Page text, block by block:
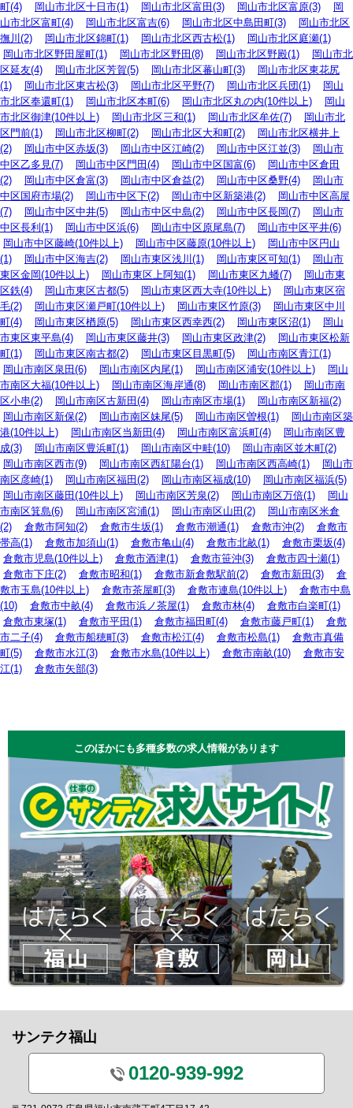
町(4)
岡山市北区十日市(1) 岡山市北区富田(3) 岡山市北区富原(3)
岡
山市北区富町(4)
岡山市北区富吉(6) 岡山市北区中島田町(3)
岡山市北区
撫川(2)
岡山市北区錦町(1) 岡山市北区西古松(1)
岡山市北区庭瀬(1)
岡山市北区野田屋町(1)
岡山市北区野田(8) 岡山市北区野殿(1)
岡山市北
区延友(4)
岡山市北区芳賀(5) 岡山市北区蕃山町(3)
岡山市北区東花尻
(1)
岡山市北区東古松(3) 岡山市北区平野(7) 岡山市北区兵団(1)
岡山
市北区奉還町(1)
岡山市北区本町(6) 岡山市北区丸の内(10件以上)
岡山
市北区御津(10件以上)
岡山市北区三和(1) 岡山市北区牟佐(7)
岡山市北
区門前(1)
岡山市北区柳町(2) 岡山市北区大和町(2)
岡山市北区横井上
(2)
岡山市中区赤坂(3) 岡山市中区江崎(2) 岡山市中区江並(3)
岡山市
中区乙多見(7)
岡山市中区門田(4) 岡山市中区国富(6)
岡山市中区倉田
(2)
岡山市中区倉富(3) 岡山市中区倉益(2) 岡山市中区桑野(4)
岡山市
中区国府市場(2)
岡山市中区下(2) 岡山市中区新築港(2)
岡山市中区高屋
(7)
岡山市中区中井(5) 岡山市中区中島(2) 岡山市中区長岡(7)
岡山市
中区長利(1)
岡山市中区浜(6) 岡山市中区原尾島(7)
岡山市中区平井(6)
岡山市中区藤崎(10件以上)
岡山市中区藤原(10件以上)
岡山市中区円山
(1)
岡山市中区海吉(2) 岡山市東区浅川(1) 岡山市東区可知(1)
岡山市
東区金岡(10件以上)
岡山市東区上阿知(1) 岡山市東区九蟠(7)
岡山市東
区鉄(4)
岡山市東区古都(5) 岡山市東区西大寺(10件以上)
岡山市東区宿
毛(2)
岡山市東区瀬戸町(10件以上) 岡山市東区竹原(3)
岡山市東区中川
町(4)
岡山市東区楢原(5) 岡山市東区西幸西(2) 岡山市東区沼(1)
岡山
市東区東平島(4)
岡山市東区藤井(3) 岡山市東区政津(2)
岡山市東区松新
町(1)
岡山市東区南古都(2) 岡山市東区目黒町(5)
岡山市南区青江(1)
岡山市南区泉田(6)
岡山市南区内尾(1) 岡山市南区浦安(10件以上)
岡山
市南区大福(10件以上)
岡山市南区海岸通(8) 岡山市南区郡(1)
岡山市南
区小串(2)
岡山市南区古新田(4) 岡山市南区市場(1)
岡山市南区新福(2)
岡山市南区新保(2)
岡山市南区妹尾(5) 岡山市南区曽根(1)
岡山市南区築
港(10件以上)
岡山市南区当新田(4) 岡山市南区富浜町(4)
岡山市南区豊
成(3)
岡山市南区豊浜町(1) 岡山市南区中畦(10)
岡山市南区並木町(2)
岡山市南区西市(9)
岡山市南区西紅陽台(1) 岡山市南区西高崎(1)
岡山市
南区彦崎(1)
岡山市南区福田(2) 岡山市南区福成(10)
岡山市南区福浜(5)
岡山市南区藤田(10件以上)
岡山市南区芳泉(2) 岡山市南区万倍(1)
岡山
市南区箕島(6)
岡山市南区宮浦(1) 岡山市南区山田(2)
岡山市南区米倉
(2)
倉敷市阿知(2) 倉敷市生坂(1) 倉敷市潮通(1) 倉敷市沖(2)
倉敷市
帯高(1)
倉敷市加須山(1) 倉敷市亀山(4) 倉敷市北畝(1)
倉敷市栗坂(4)
倉敷市児島(10件以上)
倉敷市酒津(1) 倉敷市笹沖(3)
倉敷市四十瀬(1)
倉敷市下庄(2)
倉敷市昭和(1) 倉敷市新倉敷駅前(2) 倉敷市新田(3)
倉
敷市玉島(10件以上)
倉敷市茶屋町(3) 倉敷市連島(10件以上)
倉敷市中島
(10)
倉敷市中畝(4) 倉敷市浜ノ茶屋(1) 倉敷市林(4)
倉敷市白楽町(1)
倉敷市東塚(1)
倉敷市平田(1) 倉敷市福田町(4) 倉敷市藤戸町(1)
倉敷
市二子(4)
倉敷市船穂町(3) 倉敷市松江(4) 倉敷市松島(1)
倉敷市真備
町(5)
倉敷市水江(3) 倉敷市水島(10件以上) 倉敷市南畝(10)
倉敷市安
江(1)
倉敷市矢部(3)
このほかにも多種多数の求人情報があります
サンテク福山
0120-939-992